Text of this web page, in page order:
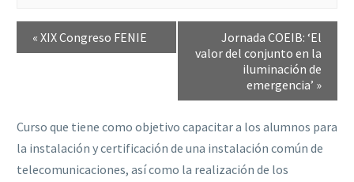
« XIX Congreso FENIE
Jornada COEIB: ‘El
valor del conjunto en la
iluminación de
emergencia’ »
Curso que tiene como objetivo capacitar a los alumnos para
la instalación y certificación de una instalación común de
telecomunicaciones, así como la realización de los